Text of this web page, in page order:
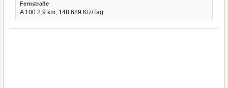
Fernstraße
A 100 2,9 km, 148.689 Kfz/Tag